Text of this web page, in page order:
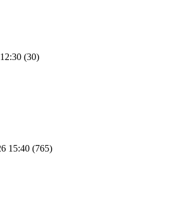
(30)
15:40 (765)